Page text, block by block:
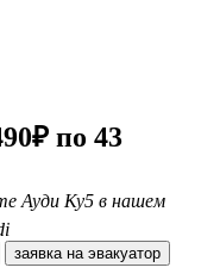
по 43
Ауди Ку5 в нашем
заявка на эвакуатор